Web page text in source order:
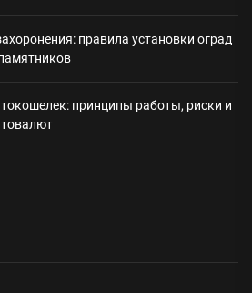
правила установки оград
принципы работы, риски и